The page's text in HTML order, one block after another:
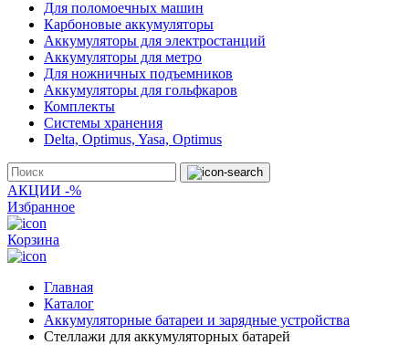
Для поломоечных машин
Карбоновые аккумуляторы
Аккумуляторы для электростанций
Аккумуляторы для метро
Для ножничных подъемников
Аккумуляторы для гольфкаров
Комплекты
Системы хранения
Delta, Optimus, Yasa, Optimus
АКЦИИ -%
Избранное
Корзина
Главная
Каталог
Аккумуляторные батареи и зарядные устройства
Стеллажи для аккумуляторных батарей